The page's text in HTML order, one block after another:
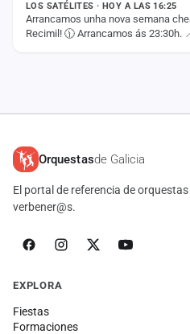
LOS SATÉLITES · HOY A LAS 16:25
Arrancamos unha nova semana
Recimil! 🕦 Arrancamos ás 23:30h.
Orquestasde Galicia
El portal de referencia de
verbener@s.
EXPLORA
Fiestas
Formaciones